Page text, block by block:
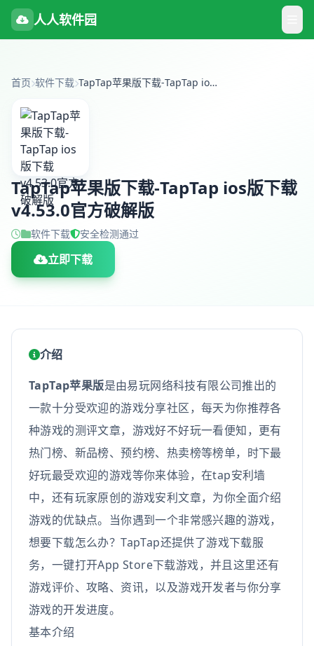
人人软件园
首页 软件下载 TapTap苹果版下载-TapTap ios版下载 v4.53.0官方破解版
TapTap苹果版下载-TapTap ios版下载
v4.53.0官方破解版
软件下载 安全检测通过
立即下载
介绍
TapTap苹果版是由易玩网络科技有限公司推出的
一款十分受欢迎的游戏分享社区，每天为你推荐各
种游戏的测评文章，游戏好不好玩一看便知，更有
热门榜、新品榜、预约榜、热卖榜等榜单，时下最
好玩最受欢迎的游戏等你来体验，在tap安利墙
中，还有玩家原创的游戏安利文章，为你全面介绍
游戏的优缺点。当你遇到一个非常感兴趣的游戏，
想要下载怎么办？TapTap还提供了游戏下载服
务，一键打开App Store下载游戏，并且这里还有
游戏评价、攻略、资讯，以及游戏开发者与你分享
游戏的开发进度。
基本介绍